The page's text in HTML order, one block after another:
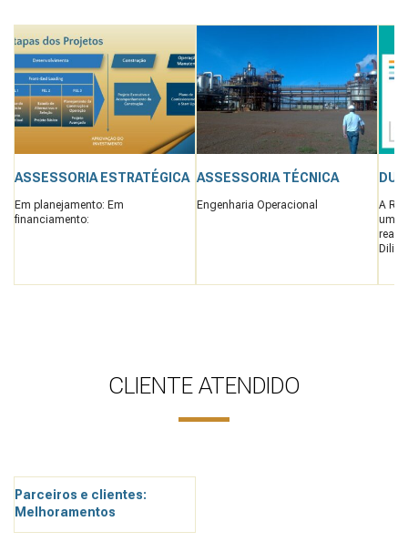
ASSESSORIA ESTRATÉGICA
Em planejamento: Em
financiamento:
ASSESSORIA TÉCNICA
Engenharia Operacional
A
uma
CLIENTE ATENDIDO
Parceiros e clientes:
Melhoramentos